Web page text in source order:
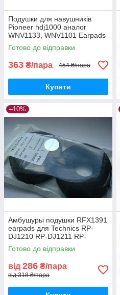
Подушки для навушників
Pioneer hdj1000 аналог
WNV1133, WNV1101 Earpads
Готово до відправки
363 ₴/пара 454 ₴/пара
Купити
–10%
Амбушуры подушки RFX1391
earpads для Technics RP-
DJ1210 RP-DJ1211 RP-
DJ1200 EAH-DJ1200
Готово до відправки
від 286 ₴/пара
від 318 ₴/пара